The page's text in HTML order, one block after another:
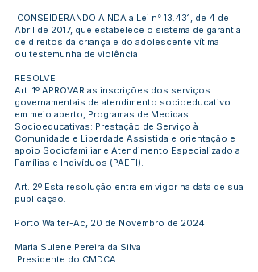
CONSEIDERANDO AINDA a Lei n° 13.431, de 4 de
Abril de 2017, que estabelece o sistema de garantia
de direitos da criança e do adolescente vítima
ou testemunha de violência.
RESOLVE:
Art. 1º APROVAR as inscrições dos serviços
governamentais de atendimento socioeducativo
em meio aberto, Programas de Medidas
Socioeducativas: Prestação de Serviço à
Comunidade e Liberdade Assistida e orientação e
apoio Sociofamiliar e Atendimento Especializado a
Famílias e Indivíduos (PAEFI).
Art. 2º Esta resolução entra em vigor na data de sua
publicação.
Porto Walter-Ac, 20 de Novembro de 2024.
Maria Sulene Pereira da Silva
Presidente do CMDCA